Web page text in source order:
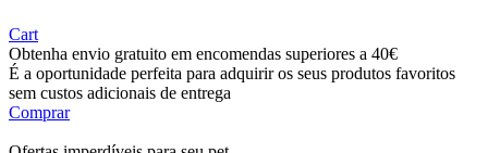
Cart
Obtenha envio gratuito em encomendas superiores a 40€
É a oportunidade perfeita para adquirir os seus produtos favoritos
sem custos adicionais de entrega
Comprar